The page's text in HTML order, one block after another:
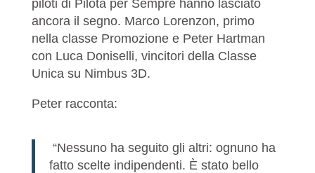
piloti di Pilota per Sempre hanno lasciato
ancora il segno. Marco Lorenzon, primo
nella classe Promozione e Peter Hartman
con Luca Doniselli, vincitori della Classe
Unica su Nimbus 3D.
Peter racconta:
“Nessuno ha seguito gli altri: ognuno ha
fatto scelte indipendenti. È stato bello